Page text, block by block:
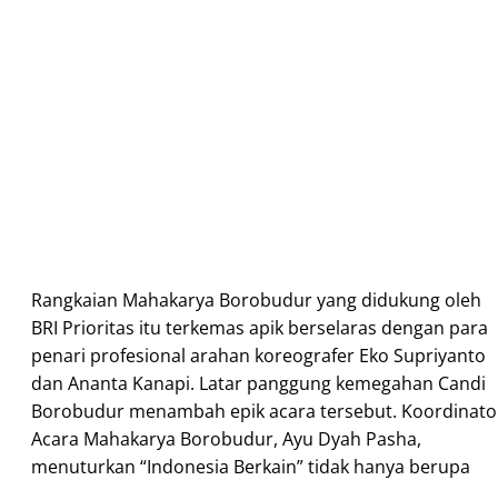
Rangkaian Mahakarya Borobudur yang didukung oleh
BRI Prioritas itu terkemas apik berselaras dengan para
penari profesional arahan koreografer Eko Supriyanto
dan Ananta Kanapi. Latar panggung kemegahan Candi
Borobudur menambah epik acara tersebut.
Acara Mahakarya Borobudur, Ayu Dyah Pasha,
menuturkan “Indonesia Berkain” tidak hanya berupa